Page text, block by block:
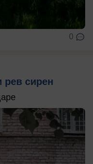
0
сирен